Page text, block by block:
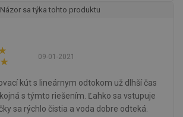
Názor sa týka tohto produktu
09-01-2021
kút s lineárnym odtokom už dlhší čas
s týmto riešením. Ľahko sa vstupuje
sa rýchlo čistia a voda dobre odteká.